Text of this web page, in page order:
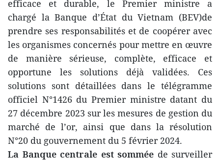
efficace et durable, le Premier ministre a
chargé la Banque d’État du Vietnam (BEV)de
prendre ses responsabilités et de coopérer avec
les organismes concernés pour mettre en œuvre
de manière sérieuse, complète, efficace et
opportune les solutions déjà validées. Ces
solutions sont détaillées dans le télégramme
officiel N°1426 du Premier ministre datant du
27 décembre 2023 sur les mesures de gestion du
marché de l’or, ainsi que dans la résolution
N°20 du gouvernement du 5 février 2024.
La Banque centrale est sommée de surveiller